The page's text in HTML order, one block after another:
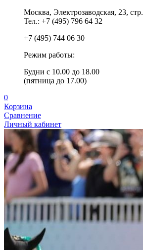
Москва, Электрозаводская, 23,
Тел.: +7 (495) 796 64 32
+7 (495) 744 06 30
Режим работы:
Будни с 10.00 до 18.00
(пятница до 17.00)
0
Корзина
Сравнение
Личный кабинет